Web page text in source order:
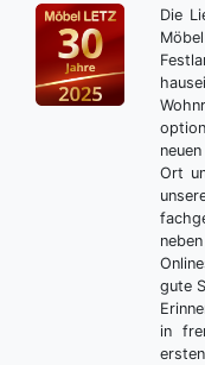
Die
Ort
gute
in